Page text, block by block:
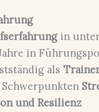
in
in
als
und Resilienz